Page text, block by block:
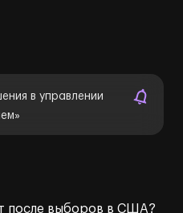
в управлении
после выборов в США?